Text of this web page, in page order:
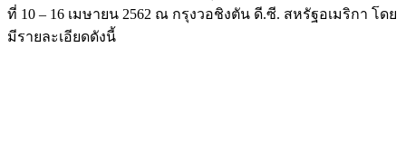
ที่ 10 – 16 เมษายน 2562 ณ กรุงวอชิงตัน ดี.ซี. สหรัฐอเมริกา โดย
มีรายละเอียดดังนี้